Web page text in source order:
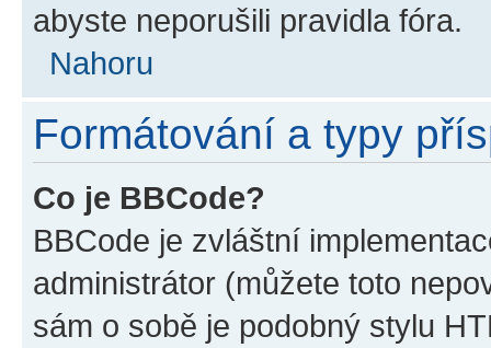
abyste neporušili pravidla fóra.
Nahoru
Formátování a typy
Co je BBCode?
BBCode je zvláštní
administrátor (můžete toto
sám o sobě je podobný stylu